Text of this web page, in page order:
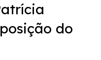
do